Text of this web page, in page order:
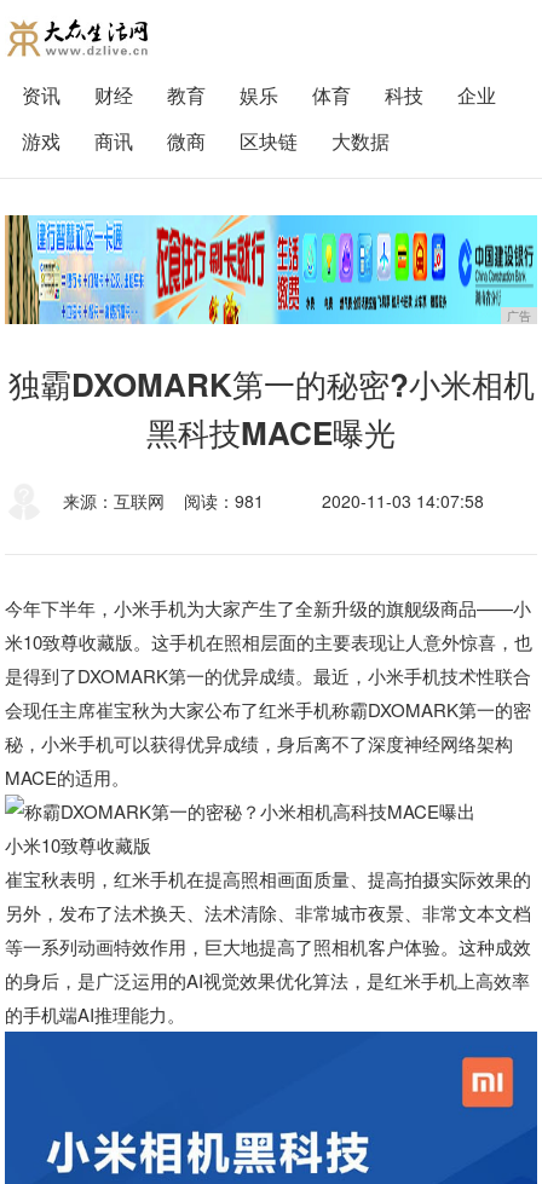
资讯 财经 教育 娱乐 体育 科技
企业
游戏
商讯 微商 区块链 大数据
广告
独霸DXOMARK第一的秘密?小米相机
黑科技MACE曝光
来源：互联网 阅读：981 2020-11-03 14:07:58
今年下半年，小米手机为大家产生了全新升级的旗舰级商品——小
米10致尊收藏版。这手机在照相层面的主要表现让人意外惊喜，也
是得到了DXOMARK第一的优异成绩。最近，小米手机技术性联合
会现任主席崔宝秋为大家公布了红米手机称霸DXOMARK第一的密
秘，小米手机可以获得优异成绩，身后离不了深度神经网络架构
MACE的适用。
小米10致尊收藏版
崔宝秋表明，红米手机在提高照相画面质量、提高拍摄实际效果的
另外，发布了法术换天、法术清除、非常城市夜景、非常文本文档
等一系列动画特效作用，巨大地提高了照相机客户体验。这种成效
的身后，是广泛运用的AI视觉效果优化算法，是红米手机上高效率
的手机端AI推理能力。